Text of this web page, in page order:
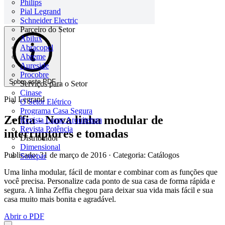
Philips
Pial Legrand
Schneider Electric
Parceiro do Setor
Abilux
Abracopel
Abreme
Aureside
Procobre
Serviços para o Setor
Cinase
O Setor Elétrico
Programa Casa Segura
Revista Lume Arquitetura
Revista Potência
Distribuidor
Dimensional
Sonepar
Sobre este PDF
Pial Legrand
Zeffia - Nova linha modular de
interruptores e tomadas
Publicado: 31 de março de 2016 · Categoria: Catálogos
Uma linha modular, fácil de montar e combinar com as funções que
você precisa. Personalize cada ponto de sua casa de forma rápida e
segura. A linha Zeffia chegou para deixar sua vida mais fácil e sua
casa muito mais bonita e agradável.
Abrir o PDF